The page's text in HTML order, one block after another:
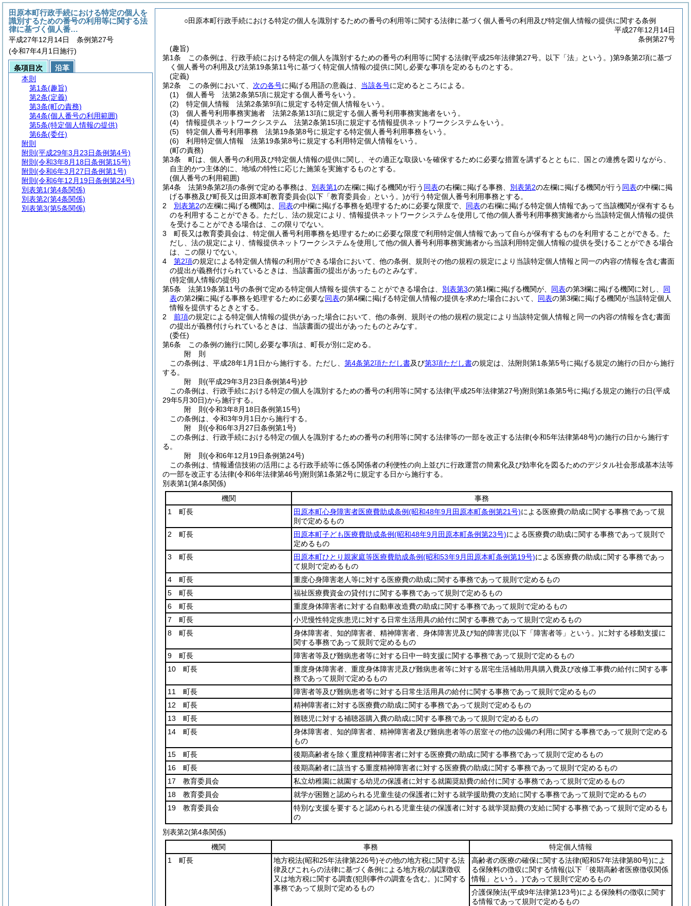
○田原本町行政手続における特定の個人を識別するための番号の利用等に関する法律に基づく個人番号の利用及び特定個人情報の提供に関する条例
平成27年12月14日
条例第27号
(趣旨)
第1条
この条例は、行政手続における特定の個人を識別するための番号の利用等に関する法律(平成25年法律第27号。以下「法」という。)第9条第2項に基づ
く個人番号の利用及び法第19条第11号に基づく特定個人情報の提供に関し必要な事項を定めるものとする。
(定義)
第2条
この条例において、 次の各号に掲げる用語の意義は、 当該各号に定めるところによる。
(1)
個人番号 法第2条第5項に規定する個人番号をいう。
(2)
特定個人情報 法第2条第9項に規定する特定個人情報をいう。
(3)
個人番号利用事務実施者 法第2条第13項に規定する個人番号利用事務実施者をいう。
(4)
情報提供ネットワークシステム 法第2条第15項に規定する情報提供ネットワークシステムをいう。
(5)
特定個人番号利用事務 法第19条第8号に規定する特定個人番号利用事務をいう。
(6)
利用特定個人情報 法第19条第8号に規定する利用特定個人情報をいう。
(町の責務)
第3条
町は、個人番号の利用及び特定個人情報の提供に関し、その適正な取扱いを確保するために必要な措置を講ずるとともに、国との連携を図りながら、
自主的かつ主体的に、地域の特性に応じた施策を実施するものとする。
(個人番号の利用範囲)
第4条
法第9条第2項の条例で定める事務は、 別表第1の左欄に掲げる機関が行う 同表の右欄に掲げる事務、 別表第2の左欄に掲げる機関が行う 同表の中欄に掲
げる事務及び町長又は田原本町教育委員会(以下「教育委員会」という。)が行う特定個人番号利用事務とする。
2
別表第2の左欄に掲げる機関は、 同表の中欄に掲げる事務を処理するために必要な限度で、 同表の右欄に掲げる特定個人情報であって当該機関が保有するも
のを利用することができる。 ただし、法の規定により、情報提供ネットワークシステムを使用して他の個人番号利用事務実施者から当該特定個人情報の提供
を受けることができる場合は、この限りでない。
3
町長又は教育委員会は、特定個人番号利用事務を処理するために必要な限度で利用特定個人情報であって自らが保有するものを利用することができる。 た
だし、法の規定により、情報提供ネットワークシステムを使用して他の個人番号利用事務実施者から当該利用特定個人情報の提供を受けることができる場合
は、この限りでない。
4
第2項の規定による特定個人情報の利用ができる場合において、他の条例、規則その他の規程の規定により当該特定個人情報と同一の内容の情報を含む書面
の提出が義務付けられているときは、当該書面の提出があったものとみなす。
(特定個人情報の提供)
第5条
法第19条第11号の条例で定める特定個人情報を提供することができる場合は、 別表第3の第1欄に掲げる機関が、 同表の第3欄に掲げる機関に対し、 同
表の第2欄に掲げる事務を処理するために必要な同表の第4欄に掲げる特定個人情報の提供を求めた場合において、 同表の第3欄に掲げる機関が当該特定個人
情報を提供するときとする。
2
前項の規定による特定個人情報の提供があった場合において、他の条例、規則その他の規程の規定により当該特定個人情報と同一の内容の情報を含む書面
の提出が義務付けられているときは、当該書面の提出があったものとみなす。
(委任)
第6条
この条例の施行に関し必要な事項は、町長が別に定める。
附 則
この条例は、平成28年1月1日から施行する。 ただし、 第4条第2項ただし書及び第3項ただし書の規定は、法附則第1条第5号に掲げる規定の施行の日から施行
する。
附 則(平成29年3月23日条例第4号)抄
この条例は、行政手続における特定の個人を識別するための番号の利用等に関する法律(平成25年法律第27号)附則第1条第5号に掲げる規定の施行の日(平成
29年5月30日)から施行する。
附 則(令和3年8月18日条例第15号)
この条例は、令和3年9月1日から施行する。
附 則(令和6年3月27日条例第1号)
この条例は、行政手続における特定の個人を識別するための番号の利用等に関する法律等の一部を改正する法律(令和5年法律第48号)の施行の日から施行す
る。
附 則(令和6年12月19日条例第24号)
この条例は、情報通信技術の活用による行政手続等に係る関係者の利便性の向上並びに行政運営の簡素化及び効率化を図るためのデジタル社会形成基本法等
の一部を改正する法律(令和6年法律第46号)附則第1条第2号に規定する日から施行する。
別表第1(第4条関係)
機関
事務
1 町長
田原本町心身障害者医療費助成条例(昭和48年9月田原本町条例第21号)による医療費の助成に関する事務であって規
則で定めるもの
2 町長
田原本町子ども医療費助成条例(昭和48年9月田原本町条例第23号)による医療費の助成に関する事務であって規則で
定めるもの
3 町長
田原本町ひとり親家庭等医療費助成条例(昭和53年9月田原本町条例第19号)による医療費の助成に関する事務であっ
て規則で定めるもの
4 町長
重度心身障害老人等に対する医療費の助成に関する事務であって規則で定めるもの
5 町長
福祉医療費資金の貸付けに関する事務であって規則で定めるもの
6 町長
重度身体障害者に対する自動車改造費の助成に関する事務であって規則で定めるもの
7 町長
小児慢性特定疾患児に対する日常生活用具の給付に関する事務であって規則で定めるもの
8 町長
身体障害者、知的障害者、精神障害者、身体障害児及び知的障害児(以下「障害者等」という。)に対する移動支援に
関する事務であって規則で定めるもの
9 町長
障害者等及び難病患者等に対する日中一時支援に関する事務であって規則で定めるもの
10 町長
重度身体障害者、重度身体障害児及び難病患者等に対する居宅生活補助用具購入費及び改修工事費の給付に関する事
務であって規則で定めるもの
11 町長
障害者等及び難病患者等に対する日常生活用具の給付に関する事務であって規則で定めるもの
12 町長
精神障害者に対する医療費の助成に関する事務であって規則で定めるもの
13 町長
難聴児に対する補聴器購入費の助成に関する事務であって規則で定めるもの
14 町長
身体障害者、知的障害者、精神障害者及び難病患者等の居室その他の設備の利用に関する事務であって規則で定める
もの
15 町長
後期高齢者を除く重度精神障害者に対する医療費の助成に関する事務であって規則で定めるもの
16 町長
後期高齢者に該当する重度精神障害者に対する医療費の助成に関する事務であって規則で定めるもの
17 教育委員会
私立幼稚園に就園する幼児の保護者に対する就園奨励費の給付に関する事務であって規則で定めるもの
18 教育委員会
就学が困難と認められる児童生徒の保護者に対する就学援助費の支給に関する事務であって規則で定めるもの
19 教育委員会
特別な支援を要すると認められる児童生徒の保護者に対する就学奨励費の支給に関する事務であって規則で定めるも
の
別表第2(第4条関係)
機関
事務
特定個人情報
1 町長
地方税法(昭和25年法律第226号)その他の地方税に関する法
律及びこれらの法律に基づく条例による地方税の賦課徴収
又は地方税に関する調査(犯則事件の調査を含む。)に関する
事務であって規則で定めるもの
高齢者の医療の確保に関する法律(昭和57年法律第80号)によ
る保険料の徴収に関する情報(以下「後期高齢者医療徴収関係
情報」という。)であって規則で定めるもの
介護保険法(平成9年法律第123号)による保険料の徴収に関す
る情報であって規則で定めるもの
田原本町行政手続における特定の個人を
識別するための番号の利用等に関する法
律に基づく個人番…
平成27年12月14日 条例第27号
(令和7年4月1日施行)
条項目次
沿革
本則
第1条(趣旨)
第2条(定義)
第3条(町の責務)
第4条(個人番号の利用範囲)
第5条(特定個人情報の提供)
第6条(委任)
附則
附則 (平成29年3月23日条例第4号)
附則 (令和3年8月18日条例第15号)
附則 (令和6年3月27日条例第1号)
附則 (令和6年12月19日条例第24号)
別表第1(第4条関係)
別表第2(第4条関係)
別表第3(第5条関係)